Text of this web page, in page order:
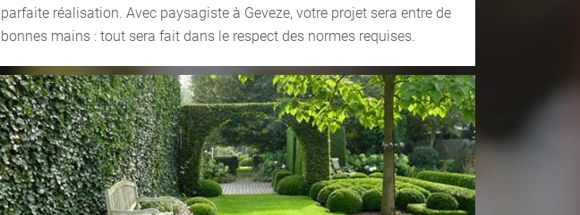
parfaite réalisation. Avec paysagiste à Geveze, votre projet sera entre de
bonnes mains : tout sera fait dans le respect des normes requises.